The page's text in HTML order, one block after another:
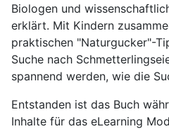
Biologen und
erklärt. Mit Kindern
praktischen "Naturgucker"-
Suche nach
spannend werden, wie die
Entstanden ist das Buch
Inhalte für das eLearning